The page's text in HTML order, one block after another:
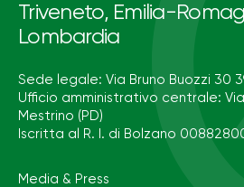
Triveneto, Emilia-
Lombardia
Sede legale: Via Bruno Buozzi 30
Ufficio amministrativo centrale:
Mestrino (PD)
Iscritta al R. I. di Bolzano
Media & Press